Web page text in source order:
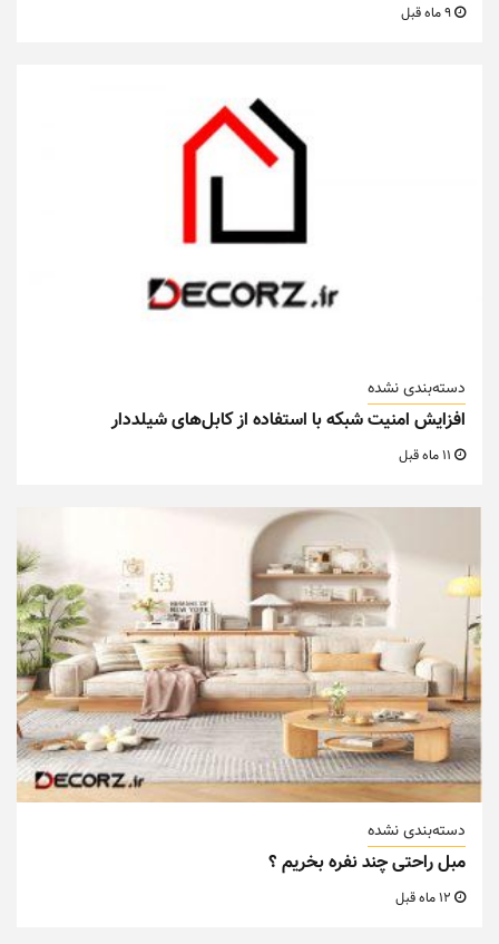
دسته‌بندی نشده
افزایش امنیت شبکه با استفاده از کابل‌های شیلددار
دسته‌بندی نشده
مبل راحتی چند نفره بخریم ؟